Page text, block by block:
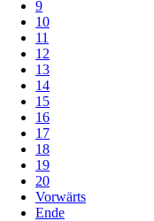
9
10
11
12
13
14
15
16
17
18
19
20
Vorwärts
Ende